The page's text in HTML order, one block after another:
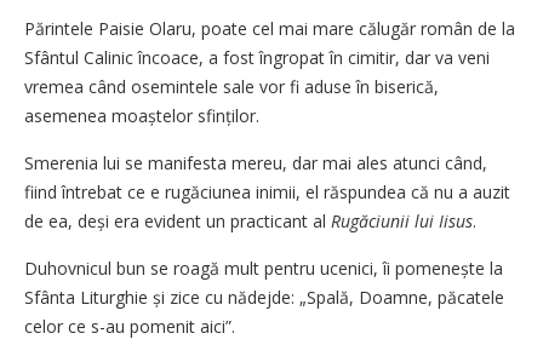
Părintele Paisie Olaru, poate cel mai mare călugăr român de la
Sfântul Calinic încoace, a fost îngropat în cimitir, dar va veni
vremea când osemintele sale vor fi aduse în biserică,
asemenea moaștelor sfinților.
Smerenia lui se manifesta mereu, dar mai ales atunci când,
fiind întrebat ce e rugăciunea inimii, el răspundea că nu a auzit
de ea, deși era evident un practicant al Rugăciunii lui Iisus.
Duhovnicul bun se roagă mult pentru ucenici, îi pomenește la
Sfânta Liturghie și zice cu nădejde: „Spală, Doamne, păcatele
celor ce s-au pomenit aici”.